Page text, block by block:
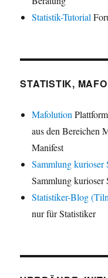
Statistik-Tutorial
STATISTIK,
Mafolution
aus den Bereichen
Manifest
Sammlung kurioser
Sammlung kurioser
Statistiker-Blog
nur für Statistiker